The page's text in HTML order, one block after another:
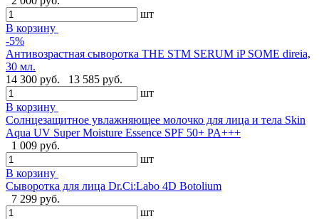
шт
В корзину
-5%
Антивозрастная сыворотка THE STM SERUM iP SOME direia,
30 мл.
14 300 руб.
13 585 руб.
шт
В корзину
Солнцезащитное увлажняющее молочко для лица и тела Skin
Aqua UV Super Moisture Essence SPF 50+ PA+++
1 009 руб.
шт
В корзину
Сыворотка для лица Dr.Ci:Labo 4D Botolium
7 299 руб.
шт